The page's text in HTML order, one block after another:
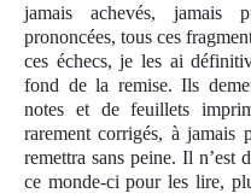
jamais achevés, jamais
prononcées, tous ces
ces échecs, je les ai
fond de la remise. Ils
notes et de feuillets
rarement corrigés, à jamais
remettra sans peine. Il n’est
ce monde-ci pour les lire,